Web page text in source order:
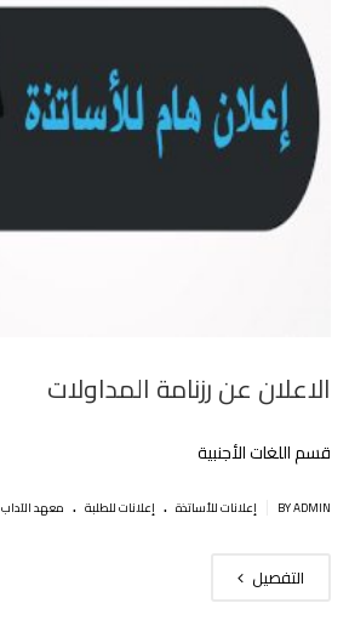
الاعلان عن رزنامة المداولات
قسم اللغات الأجنبية
BY ADMIN إعلانات للأساتذة . إعلانات للطلبة . معهد الآداب
التفصيل